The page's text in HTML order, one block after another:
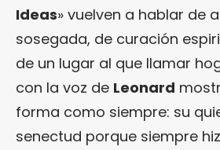
Ideas» vuelven a hablar de
sosegada, de curación
de un lugar al que llamar
con la voz de Leonard
forma como siempre: su
senectud porque siempre